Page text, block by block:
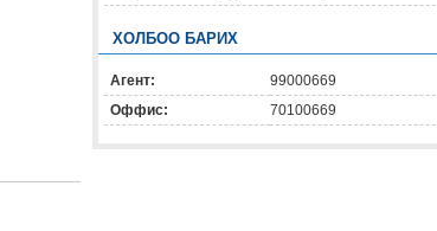
ХОЛБОО БАРИХ
Агент:
99000669
Оффис:
70100669